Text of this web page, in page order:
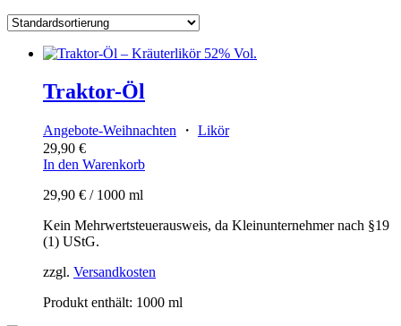
Traktor-Öl
Angebote-Weihnachten ・ Likör
29,90 €
In den Warenkorb
29,90 € / 1000 ml
Kein Mehrwertsteuerausweis, da Kleinunternehmer nach §19
(1) UStG.
zzgl. Versandkosten
Produkt enthält: 1000 ml